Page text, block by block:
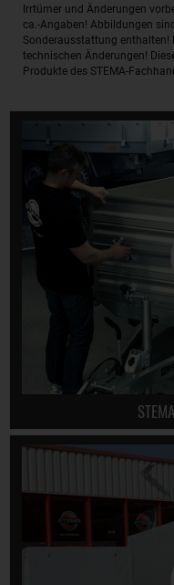
Irrtümer und Änderungen
ca.-Angaben! Abbildungen
Sonderausstattung
technischen Änderungen!
Produkte des STEMA-